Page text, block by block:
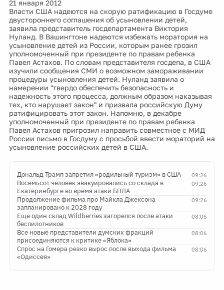
21 января 2012
Власти США надеются на скорую ратификацию в Госдуме
двустороннего соглашения об усыновлении детей,
заявила представитель госдепартамента Виктория
Нуланд. В Вашингтоне надеются избежать моратория на
усыновление детей из России, которым ранее грозил
уполномоченный при президенте по правам ребенка
Павел Астахов. По словам представителя госдепа, в США
изучили сообщения СМИ о возможном замораживании
процедуры усыновления детей. Нуланд заявила о
намерении "твердо обеспечить безопасность и
надежность этого процесса, должным образом наказывая
тех, кто нарушает закон" и призвала российскую Думу
ратифицировать этот закон. Напомню, в декабре
уполномоченный при президенте по правам ребенка
Павел Астахов пригрозил направить совместное с МИД
России письмо в Госдуму с просьбой ввести мораторий на
усыновление российских детей в США.
09:26
Дональд Трамп запретил «родильный туризм» в США
09:26
Восемьсот человек эвакуировались со склада в
Екатеринбурге во время атаки БПЛА
09:26
Продолжение фильма про Майкла Джексона
запланировано к 2028 году
08:06
Еще один склад Wildberries загорелся после атаки
беспилотников
08:06
Все новые представители думских фракций
присоединяются к критике «Яблока»
08:06
Спрос на Гомера резко вырос после выхода фильма
«Одиссея»